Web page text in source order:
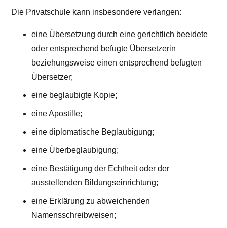
Die Privatschule kann insbesondere verlangen:
eine Übersetzung durch eine gerichtlich beeidete
oder entsprechend befugte Übersetzerin
beziehungsweise einen entsprechend befugten
Übersetzer;
eine beglaubigte Kopie;
eine Apostille;
eine diplomatische Beglaubigung;
eine Überbeglaubigung;
eine Bestätigung der Echtheit oder der
ausstellenden Bildungseinrichtung;
eine Erklärung zu abweichenden
Namensschreibweisen;